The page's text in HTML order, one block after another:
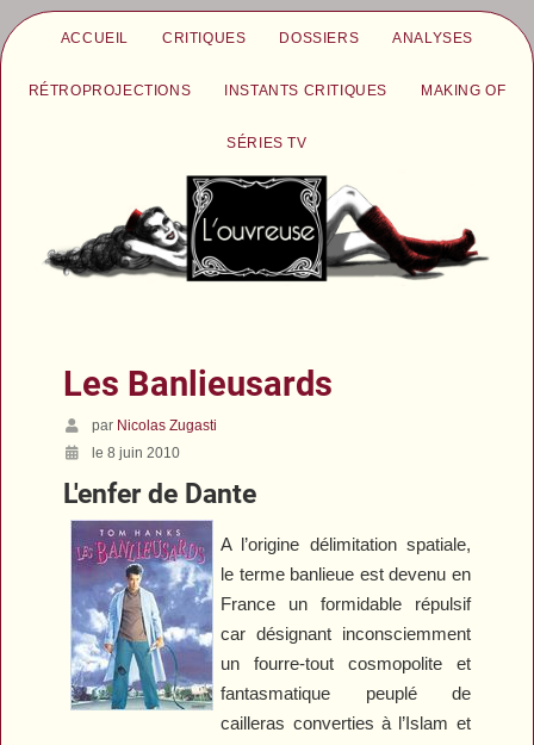
ACCUEIL CRITIQUES DOSSIERS ANALYSES
RÉTROPROJECTIONS INSTANTS CRITIQUES MAKING OF
SÉRIES TV
Les Banlieusards
par Nicolas Zugasti
le 8 juin 2010
L'enfer de Dante
A l’origine délimitation spatiale,
le terme banlieue est devenu en
France un formidable répulsif
car désignant inconsciemment
un fourre-tout cosmopolite et
fantasmatique peuplé de
cailleras converties à l’Islam et